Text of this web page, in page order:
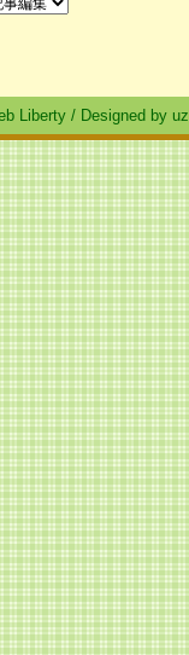
Liberty / Designed by uz